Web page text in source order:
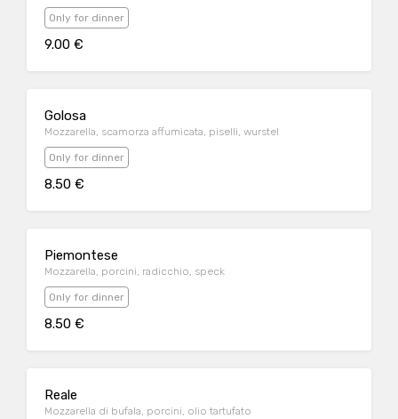
Only for dinner
9.00 €
Golosa
Mozzarella, scamorza affumicata, piselli, wurstel
Only for dinner
8.50 €
Piemontese
Mozzarella, porcini, radicchio, speck
Only for dinner
8.50 €
Reale
Mozzarella di bufala, porcini, olio tartufato